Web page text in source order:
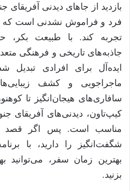
بازدید از جا‌های دیدنی
فرد و فراموش‌ نشدنی است که
تجربه کند. با طبیعت
جاذبه‌های تاریخی و فرهنگی
‌ایده‌آل برای افرادی
ماجراجویی و کشف
سافاری‌های هیجان‌انگیز تا
کیپ‌تاون، دیدنی‌های آفریقای
مناسب است. پس اگر قصد
شگفت‌انگیز را دارید، با
بهترین زمان سفر، می‌توانید
بزنید.